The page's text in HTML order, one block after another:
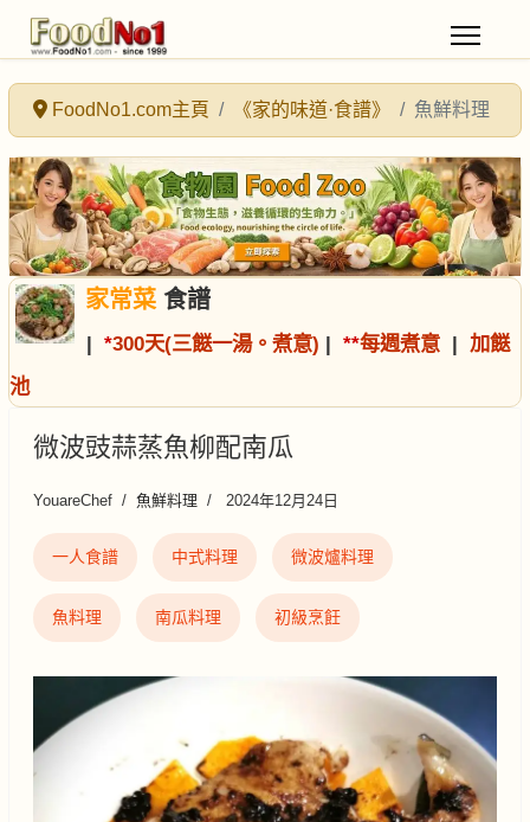
FoodNo1.com主頁 《家的味道·食譜》 魚鮮料理
家常菜食譜
| *300天(三餸一湯。煮意) | **每週煮意 | 加餸
池
微波豉蒜蒸魚柳配南瓜
YouareChef 魚鮮料理 2024年12月24日
一人食譜 中式料理 微波爐料理
魚料理 南瓜料理 初級烹飪